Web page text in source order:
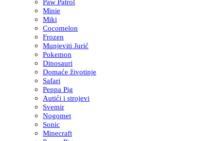
Paw Patrol
Minie
Miki
Cocomelon
Frozen
Munjeviti Jurić
Pokemon
Dinosauri
Domaće životinje
Safari
Peppa Pig
Autići i strojevi
Svemir
Nogomet
Sonic
Minecraft